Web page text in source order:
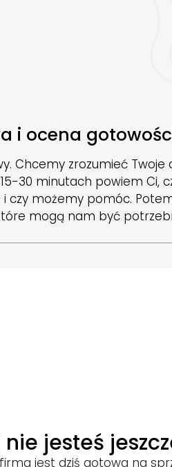
i ocena
Chcemy zrozumieć Twoje
30 minutach powiem Ci,
czy możemy pomóc.
mogą nam być
nie jesteś
jest dziś gotowa na